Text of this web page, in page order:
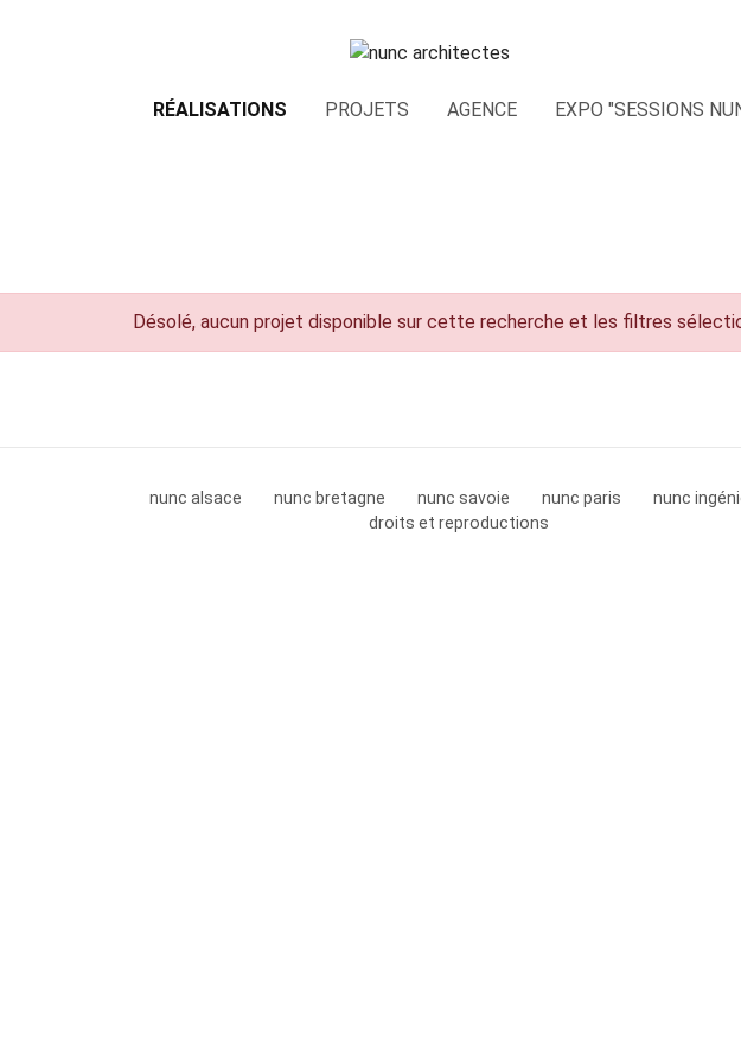
RÉALISATIONS PROJETS AGENCE EXPO "SESSIONS
Désolé, aucun projet disponible sur cette recherche et les filtres
nunc alsace nunc bretagne nunc savoie nunc paris
nunc
droits et reproductions